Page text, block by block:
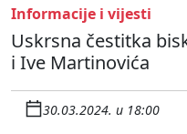
Informacije i vijesti
Uskrsna čestitka
i Ive Martinovića
30.03.2024. u 18:00